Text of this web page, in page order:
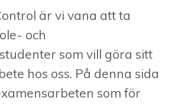
är vi vana att ta
och
som vill göra sitt
hos oss. På denna sida
som för